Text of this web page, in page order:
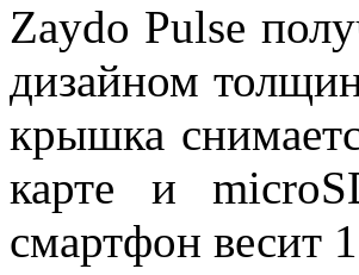
Zaydo Pulse
дизайном
крышка
карте и
смартфон весит